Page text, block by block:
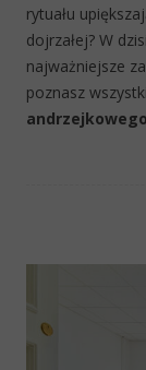
rytuału
dojrzałej? W
najważniejsze
poznasz